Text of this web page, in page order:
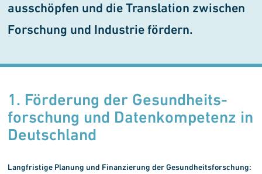
ausschöpfen und die Translation zwischen
Forschung und Industrie fördern.
1. Förderung der Gesund­heits­
forschung und Daten­kompetenz in
Deutschland
Langfristige Planung und Finanzierung der Gesundheitsforschung: